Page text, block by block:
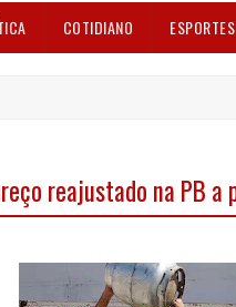
COTIDIANO ESPORTES
reajustado na PB